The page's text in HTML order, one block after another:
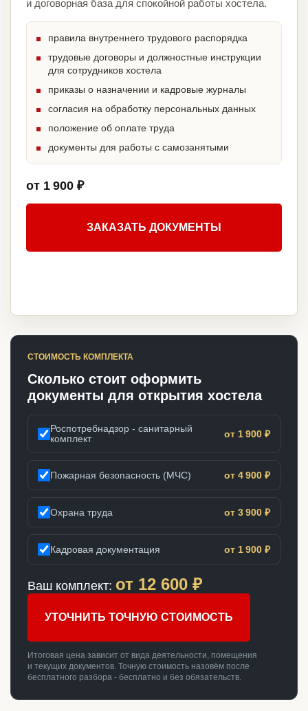
и договорная база для спокойной работы хостела.
правила внутреннего трудового распорядка
трудовые договоры и должностные инструкции
для сотрудников хостела
приказы о назначении и кадровые журналы
согласия на обработку персональных данных
положение об оплате труда
документы для работы с самозанятыми
от 1 900 ₽
ЗАКАЗАТЬ ДОКУМЕНТЫ
СТОИМОСТЬ КОМПЛЕКТА
Сколько стоит оформить
документы для открытия хостела
Роспотребнадзор - санитарный
комплект
от 1 900 ₽
Пожарная безопасность (МЧС) от 4 900 ₽
Охрана труда от 3 900 ₽
Кадровая документация от 1 900 ₽
Ваш комплект: от 12 600 ₽
УТОЧНИТЬ ТОЧНУЮ СТОИМОСТЬ
Итоговая цена зависит от вида деятельности, помещения
и текущих документов. Точную стоимость назовём после
бесплатного разбора - бесплатно и без обязательств.